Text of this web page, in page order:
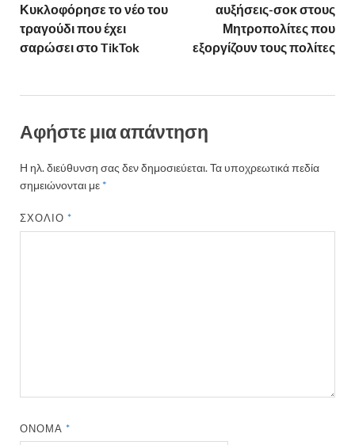
Κυκλοφόρησε το νέο του
τραγούδι που έχει
σαρώσει στο TikTok
αυξήσεις-σοκ στους
Μητροπολίτες που
εξοργίζουν τους πολίτες
Αφήστε μια απάντηση
Η ηλ. διεύθυνση σας δεν δημοσιεύεται.Τα υποχρεωτικά πεδία
σημειώνονται με *
ΣΧΌΛΙΟ*
ΌΝΟΜΑ*